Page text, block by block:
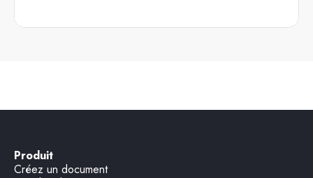
Produit
Créez un document